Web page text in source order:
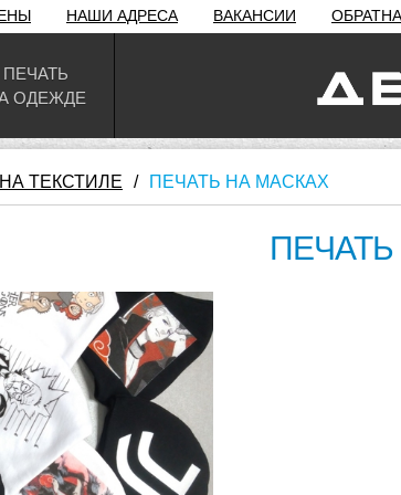
НАШИ АДРЕСА ВАКАНСИИ
ПЕЧАТЬ
ОДЕЖДЕ
ТЕКСТИЛЕ / ПЕЧАТЬ НА МАСКАХ